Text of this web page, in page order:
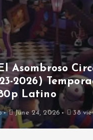
Asombroso
2026)
Latino
June 24, 2026 38